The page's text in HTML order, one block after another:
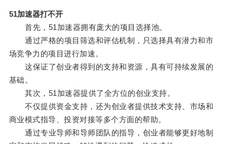
51加速器打不开
首先，51加速器拥有庞大的项目选择池。
通过严格的项目筛选和评估机制，只选择具有潜力和市
场竞争力的项目进行加速。
这保证了创业者得到的支持和资源，具有可持续发展的
基础。
其次，51加速器提供了全方位的创业支持。
不仅提供资金支持，还为创业者提供技术支持、市场和
商业模式指导、投资对接等多个方面的帮助。
通过专业导师和导师团队的指导，创业者能够更好地制